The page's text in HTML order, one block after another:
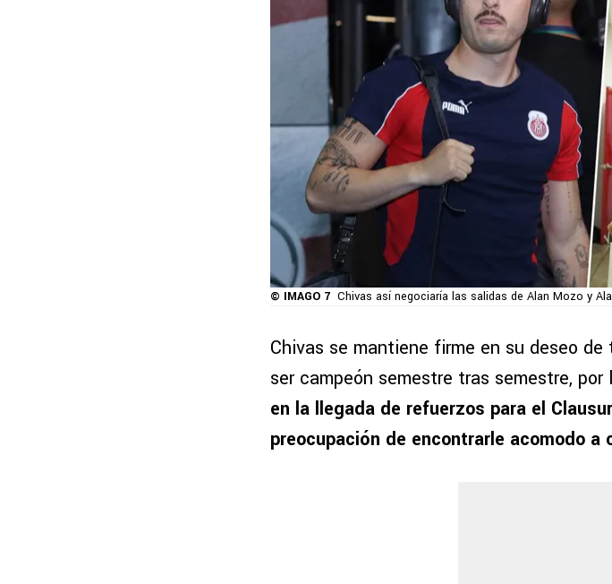
© IMAGO 7 Chivas así negociaría las salidas de Alan Mozo y
Chivas se mantiene firme en su deseo
ser campeón semestre tras semestre,
en la llegada de refuerzos para el
preocupación de encontrarle acomodo a